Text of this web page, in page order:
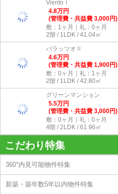
VientoⅠ
4.8万円
(管理費・共益費 3,000円)
敷：1ヶ月｜礼：0ヶ月
2階 / 1LDK / 41.04㎡
パラッツオⅡ
4.6万円
(管理費・共益費 1,900円)
敷：0ヶ月｜礼：1ヶ月
2階 / 1LDK / 42.80㎡
グリーンマンション
5.5万円
(管理費・共益費 3,000円)
敷：0ヶ月｜礼：0ヶ月
4階 / 2LDK / 61.96㎡
こだわり特集
360°内見可能物件特集
新築・築年数5年以内物件特集